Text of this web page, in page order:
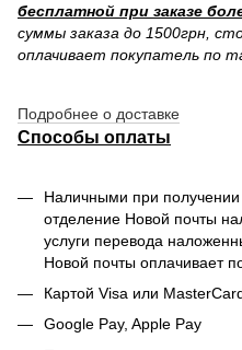
бесплатной при заказе
суммы заказа до 1500грн,
оплачивает покупатель по
Подробнее о доставке
Способы оплаты
Наличными при получении
отделение Новой почты
услуги перевода
Новой почты оплачивает
Картой Visa или
Google Pay, Apple Pay